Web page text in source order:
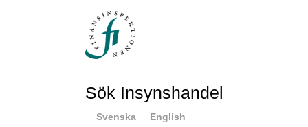
Sök Insynshandel
Svenska English